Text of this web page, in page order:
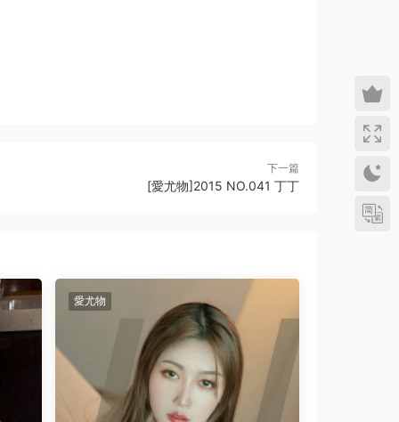
下一篇
[愛尤物]2015 NO.041 丁丁
愛尤物